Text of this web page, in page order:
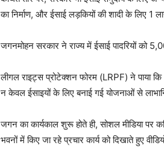
का निर्माण, और ईसाई लड़कियों की शादी के लिए 1
जगनमोहन सरकार ने राज्य में ईसाई पादरियों को
लीगल राइट्स प्रोटेक्शन फोरम (LRPF) ने पाया कि
न केवल ईसाइयों के लिए बनाई गई योजनाओं से
जगन का कार्यकाल शुरू होते ही, सोशल मीडिया पर
भवनों में किए जा रहे प्रचार कार्य को दिखाते हुए